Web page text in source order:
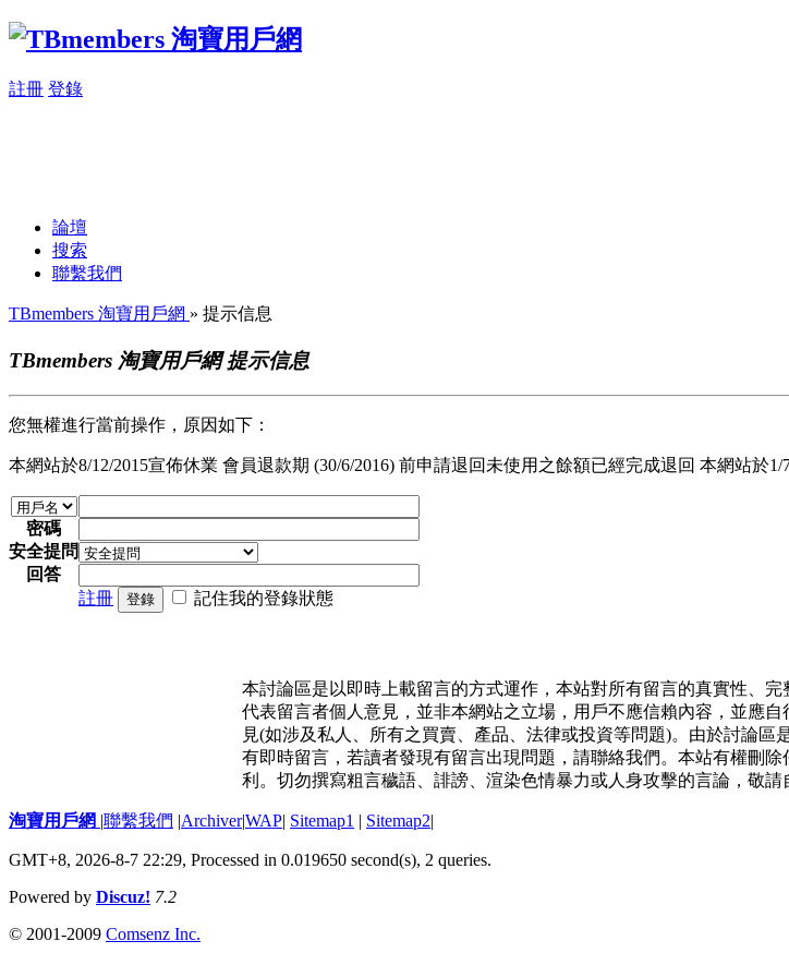
註冊 登錄
論壇
搜索
聯繫我們
TBmembers 淘寶用戶網 » 提示信息
TBmembers 淘寶用戶網 提示信息
您無權進行當前操作，原因如下：
本網站於8/12/2015宣佈休業 會員退款期 (30/6/2016) 前申請退回未使用之餘額已經完成退回 本網站於1/
密碼
安全提問
回答
註冊
登錄 記住我的登錄狀態
本討論區是以即時上載留言的方式運作，本站對所有留言的真實性、
代表留言者個人意見，並非本網站之立場，用戶不應信賴內容，並應
見(如涉及私人、所有之買賣、產品、法律或投資等問題)。由於討論
有即時留言，若讀者發現有留言出現問題，請聯絡我們。本站有權刪
利。切勿撰寫粗言穢語、誹謗、渲染色情暴力或人身攻擊的言論，敬請
淘寶用戶網 |聯繫我們 |Archiver|WAP| Sitemap1 | Sitemap2|
GMT+8, 2026-8-7 22:29, Processed in 0.019650 second(s), 2 queries.
Powered by Discuz! 7.2
© 2001-2009 Comsenz Inc.